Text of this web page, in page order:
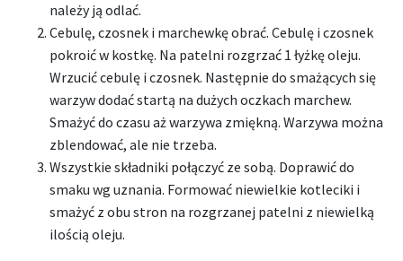
należy ją odlać.
Cebulę, czosnek i marchewkę obrać. Cebulę i czosnek
pokroić w kostkę. Na patelni rozgrzać 1 łyżkę oleju.
Wrzucić cebulę i czosnek. Następnie do smażących się
warzyw dodać startą na dużych oczkach marchew.
Smażyć do czasu aż warzywa zmiękną. Warzywa można
zblendować, ale nie trzeba.
Wszystkie składniki połączyć ze sobą. Doprawić do
smaku wg uznania. Formować niewielkie kotleciki i
smażyć z obu stron na rozgrzanej patelni z niewielką
ilością oleju.